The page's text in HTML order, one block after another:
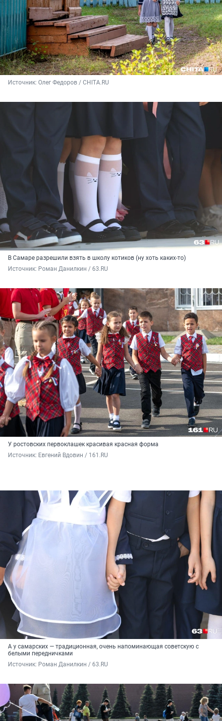
Источник: Олег Федоров / CHITA.RU
В Самаре разрешили взять в школу котиков (ну хоть каких-то)
Источник: Роман Данилкин / 63.RU
У ростовских первоклашек красивая красная форма
Источник: Евгений Вдовин / 161.RU
А у самарских — традиционная, очень напоминающая советскую с
белыми передничками
Источник: Роман Данилкин / 63.RU